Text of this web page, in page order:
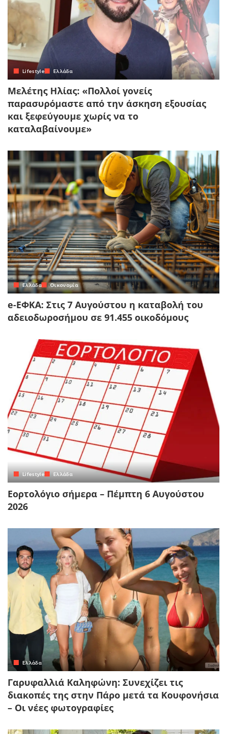
Lifestyle Ελλάδα
Μελέτης Ηλίας: «Πολλοί γονείς
παρασυρόμαστε από την άσκηση εξουσίας
και ξεφεύγουμε χωρίς να το
καταλαβαίνουμε»
Ελλάδα Οικονομία
e-ΕΦΚΑ: Στις 7 Αυγούστου η καταβολή του
αδειοδωροσήμου σε 91.455 οικοδόμους
Lifestyle Ελλάδα
Εορτολόγιο σήμερα – Πέμπτη 6 Αυγούστου
2026
Ελλάδα
Γαρυφαλλιά Καληφώνη: Συνεχίζει τις
διακοπές της στην Πάρο μετά τα Κουφονήσια
– Οι νέες φωτογραφίες